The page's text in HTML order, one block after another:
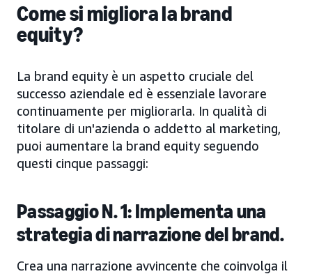
Come si migliora la brand
equity?
La brand equity è un aspetto cruciale del
successo aziendale ed è essenziale lavorare
continuamente per migliorarla. In qualità di
titolare di un'azienda o addetto al marketing,
puoi aumentare la brand equity seguendo
questi cinque passaggi:
Passaggio N. 1: Implementa una
strategia di narrazione del brand.
Crea una narrazione avvincente che coinvolga il